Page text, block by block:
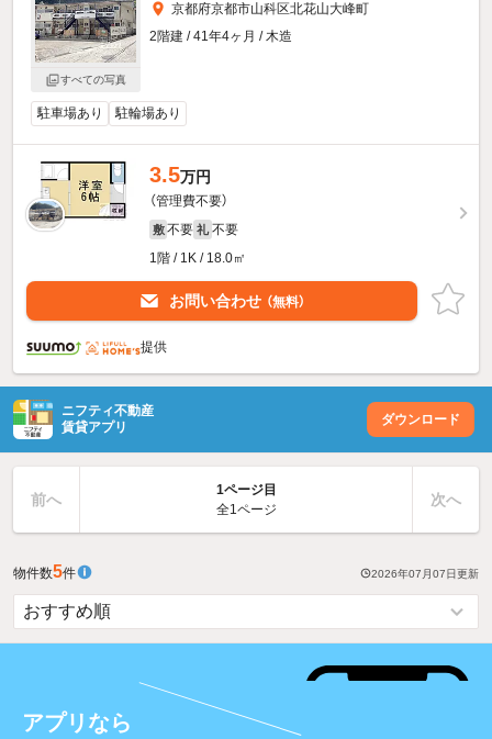
すべての写真
京都府京都市山科区北花山大峰町
2階建 / 41年4ヶ月 / 木造
駐車場あり 駐輪場あり
3.5万円
（管理費不要）
敷 不要 礼 不要
1階 / 1K / 18.0㎡
お問い合わせ （無料）
提供
ニフティ不動産
賃貸アプリ
ダウンロード
前へ
1ページ目
全1ページ
次へ
物件数5件 2026年07月07日更新
アプリなら